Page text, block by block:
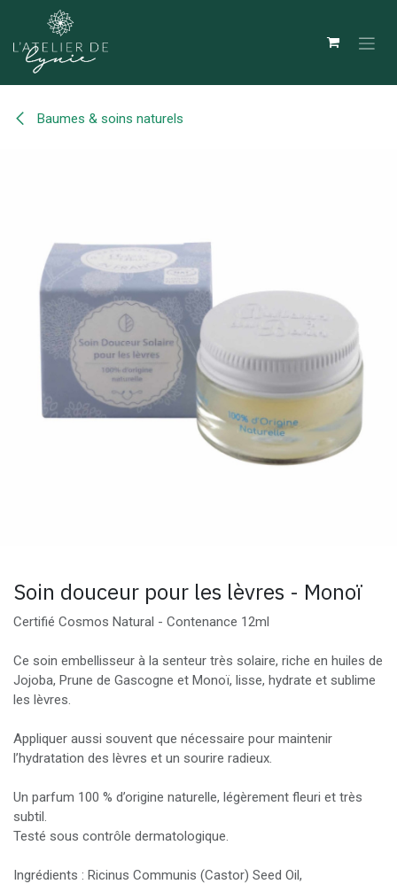
Se rendre au contenu
Baumes & soins naturels
Soin douceur pour les lèvres - Monoï
Certifié Cosmos Natural - Contenance 12ml
Ce soin embellisseur à la senteur très solaire, riche en huiles de
Jojoba, Prune de Gascogne et Monoï, lisse, hydrate et sublime
les lèvres.
Appliquer aussi souvent que nécessaire pour maintenir
l’hydratation des lèvres et un sourire radieux.
Un parfum 100 % d’origine naturelle, légèrement fleuri et très
subtil.
Testé sous contrôle dermatologique.
Ingrédients : Ricinus Communis (Castor) Seed Oil,